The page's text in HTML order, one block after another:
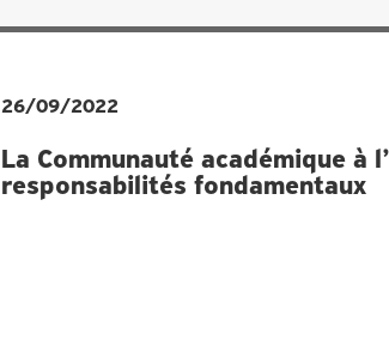
26/09/2022
La Communauté académique
responsabilités fondamentaux